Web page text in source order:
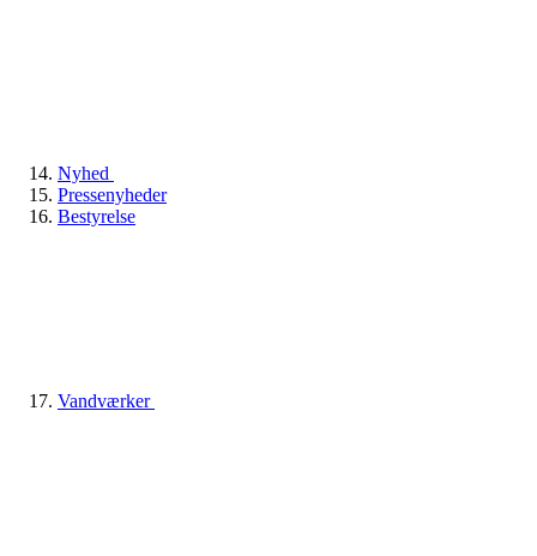
Nyhed
Pressenyheder
Bestyrelse
Vandværker